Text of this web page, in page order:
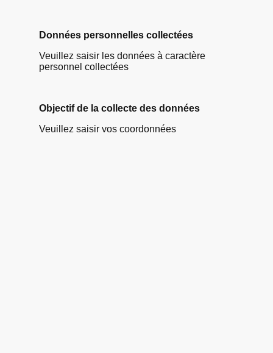
Données personnelles collectées
Veuillez saisir les données à caractère
personnel collectées
Objectif de la collecte des données
Veuillez saisir vos coordonnées